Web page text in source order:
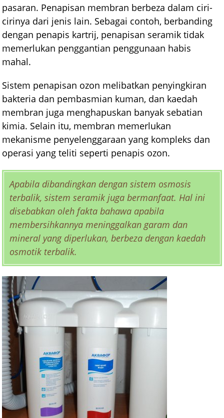
pasaran. Penapisan membran berbeza dalam ciri-
cirinya dari jenis lain. Sebagai contoh, berbanding
dengan penapis kartrij, penapisan seramik tidak
memerlukan penggantian penggunaan habis
mahal.
Sistem penapisan ozon melibatkan penyingkiran
bakteria dan pembasmian kuman, dan kaedah
membran juga menghapuskan banyak sebatian
kimia. Selain itu, membran memerlukan
mekanisme penyelenggaraan yang kompleks dan
operasi yang teliti seperti penapis ozon.
Apabila dibandingkan dengan sistem osmosis
terbalik, sistem seramik juga bermanfaat. Hal ini
disebabkan oleh fakta bahawa apabila
membersihkannya meninggalkan garam dan
mineral yang diperlukan, berbeza dengan kaedah
osmotik terbalik.